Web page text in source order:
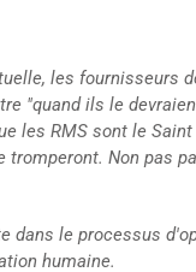
les fournisseurs
"quand ils le
les RMS sont le
Non pas
dans le processus
humaine.